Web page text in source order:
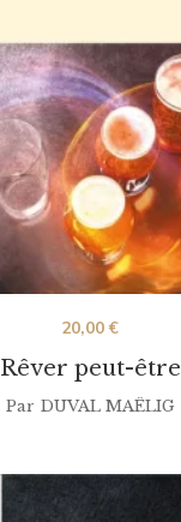
Rêver peut-être
20,00€
Par DUVAL MAËLIG